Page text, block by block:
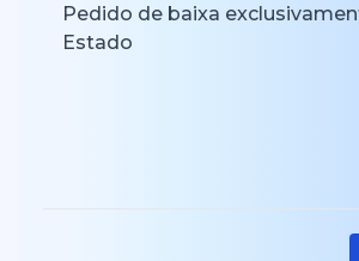
Pedido de baixa
Estado